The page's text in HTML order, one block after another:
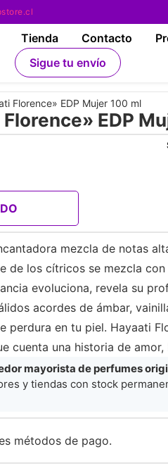
Tienda Contacto
Sigue tu envío
Florence» EDP Mujer 100 ml
Florence» EDP
mezcla de notas
de los cítricos se mezcla
evoluciona, revela su
acordes de ámbar,
perdura en tu piel. Hayaati
cuenta una historia de
mayorista de perfumes
y tiendas con stock
métodos de pago.